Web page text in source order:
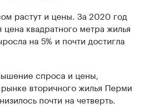
растут и цены. За 2020 год
квадратного метра жилья
на 5% и почти достигла
спроса и цены,
вторичного жилья Перми
почти на четверть.